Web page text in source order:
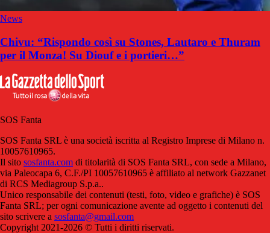
News
Chivu: “Rispondo così su Stones, Lautaro e Thuram
per il Monza! Su Diouf e i portieri…”
SOS Fanta
SOS Fanta SRL è una società iscritta al Registro Imprese di Milano n.
10057610965.
Il sito sosfanta.com di titolarità di SOS Fanta SRL, con sede a Milano,
via Paleocapa 6, C.F./PI 10057610965 è affiliato al network Gazzanet
di RCS Mediagroup S.p.a..
Unico responsabile dei contenuti (testi, foto, video e grafiche) è SOS
Fanta SRL; per ogni comunicazione avente ad oggetto i contenuti del
sito scrivere a sosfanta@gmail.com
Copyright 2021-2026 © Tutti i diritti riservati.